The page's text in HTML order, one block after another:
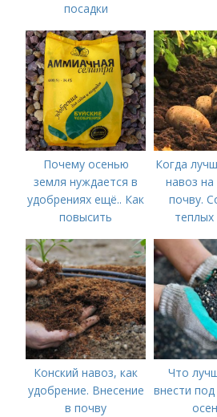
посадки
Почему осенью
земля нуждается в
удобрениях ещё.. Как
повысить
осенью
Когда
навоз на
почву.
теплых
Конский навоз, как
удобрение. Внесение
в почву
Что
внести